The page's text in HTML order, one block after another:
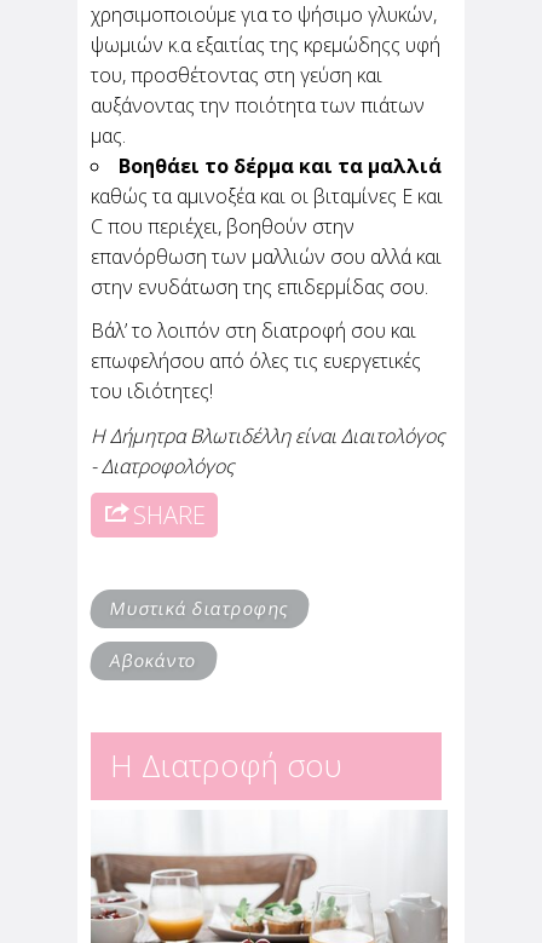
χρησιμοποιούμε για το ψήσιμο γλυκών,
ψωμιών κ.α εξαιτίας της κρεμώδηςς υφή
του, προσθέτοντας στη γεύση και
αυξάνοντας την ποιότητα των πιάτων
μας.
Βοηθάει το δέρμα και τα μαλλιά
καθώς τα αμινοξέα και οι βιταμίνες E και
C που περιέχει, βοηθούν στην
επανόρθωση των μαλλιών σου αλλά και
στην ενυδάτωση της επιδερμίδας σου.
Βάλ’ το λοιπόν στη διατροφή σου και
επωφελήσου από όλες τις ευεργετικές
του ιδιότητες!
Η Δήμητρα Βλωτιδέλλη είναι Διαιτολόγος
- Διατροφολόγος
SHARE
Μυστικά διατροφης
Αβοκάντο
Η Διατροφή σου